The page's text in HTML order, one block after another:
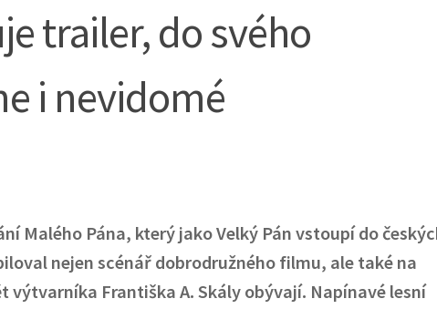
trailer, do svého
i nevidomé
Malého Pána, který jako Velký Pán vstoupí do
nejen scénář dobrodružného filmu, ale také na
Františka A. Skály obývají. Napínavé lesní